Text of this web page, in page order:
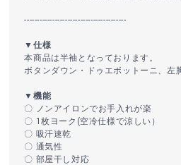
----------------------------------------
▼仕様
本商品は半袖となっております。
ボタンダウン・ドゥエボットーニ、左
▼機能
〇 ノンアイロンでお手入れが楽
〇 1枚ヨーク(空冷仕様で涼しい）
〇 吸汗速乾
〇 通気性
〇 部屋干し対応